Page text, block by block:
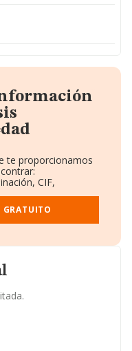
te proporcionamos
CIF,
Empleados.
sobre la empresa.